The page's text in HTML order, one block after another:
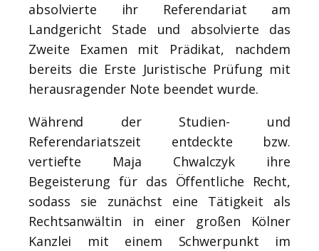
absolvierte ihr Referendariat am
Landgericht Stade und absolvierte das
Zweite Examen mit Prädikat, nachdem
bereits die Erste Juristische Prüfung mit
herausragender Note beendet wurde.
Während der Studien- und
Referendariatszeit entdeckte bzw.
vertiefte Maja Chwalczyk ihre
Begeisterung für das Öffentliche Recht,
sodass sie zunächst eine Tätigkeit als
Rechtsanwältin in einer großen Kölner
Kanzlei mit einem Schwerpunkt im